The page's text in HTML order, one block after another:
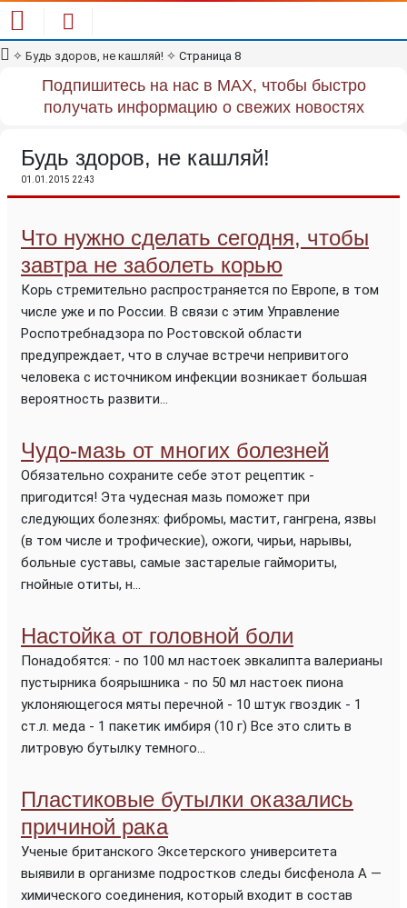
✧ Будь здоров, не кашляй! ✧ Страница 8
Подпишитесь на нас в MAX, чтобы быстро
получать информацию о свежих новостях
Будь здоров, не кашляй!
01.01.2015 22:43
Что нужно сделать сегодня, чтобы
завтра не заболеть корью
Корь стремительно распространяется по Европе, в том
числе уже и по России. В связи с этим Управление
Роспотребнадзора по Ростовской области
предупреждает, что в случае встречи непривитого
человека с источником инфекции возникает большая
вероятность развити...
Чудо-мазь от многих болезней
Обязательно сохраните себе этот рецептик -
пригодится! Эта чудесная мазь поможет при
следующих болезнях: фибромы, мастит, гангрена, язвы
(в том числе и трофические), ожоги, чирьи, нарывы,
больные суставы, самые застарелые гаймориты,
гнойные отиты, н...
Настойка от головной боли
Понадобятся: - по 100 мл настоек эвкалипта валерианы
пустырника боярышника - по 50 мл настоек пиона
уклоняющегося мяты перечной - 10 штук гвоздик - 1
ст.л. меда - 1 пакетик имбиря (10 г) Все это слить в
литровую бутылку темного...
Пластиковые бутылки оказались
причиной рака
Ученые британского Эксетерского университета
выявили в организме подростков следы бисфенола А —
химического соединения, который входит в состав